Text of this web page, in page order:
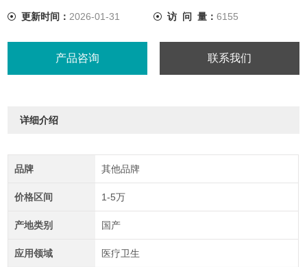
更新时间： 2026-01-31 访 问 量： 6155
产品咨询 联系我们
详细介绍
品牌 其他品牌
价格区间 1-5万
产地类别 国产
应用领域 医疗卫生